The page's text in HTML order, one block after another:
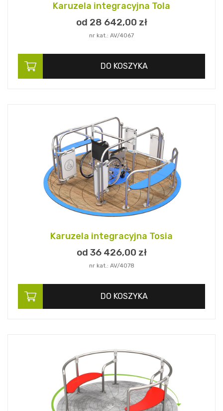
Karuzela integracyjna Tola
od 28 642,00 zł
nr kat.: AV/4067
DO KOSZYKA
Karuzela integracyjna Tosia
od 36 426,00 zł
nr kat.: AV/4078
DO KOSZYKA